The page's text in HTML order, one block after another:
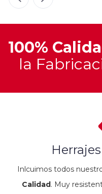
100%
la
Inlcuimos todos
Calidad. Muy